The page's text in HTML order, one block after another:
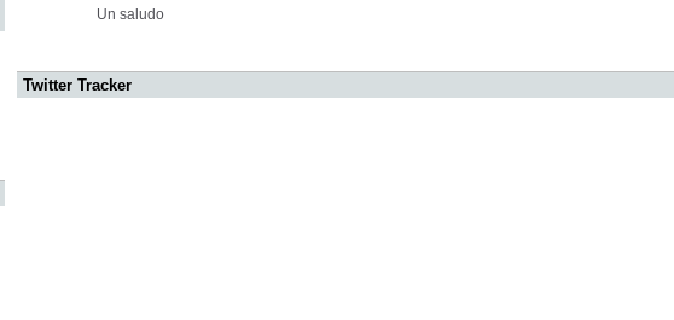
Un saludo
Twitter Tracker